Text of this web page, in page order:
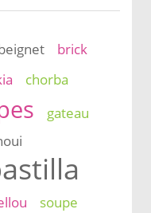
brick
chorba
gateau
soupe